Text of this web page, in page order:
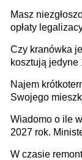
Masz
opłaty
Czy kranówka
kosztują jedyne
Najem
Swojego
Wiadomo o ile
2027 rok.
W czasie